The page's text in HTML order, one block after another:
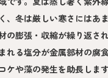
、冬は厳しい寒さにはあ
の膨張・収縮が繰り返さ
れる塩分が金属部材の腐
ケや藻の発生を助長します